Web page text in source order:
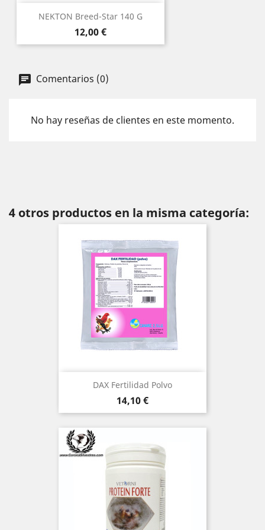
NEKTON Breed-Star 140 G
Precio
12,00 €
Comentarios (0)
No hay reseñas de clientes en este momento.
4 otros productos en la misma categoría:
DAX Fertilidad Polvo
Precio
14,10 €